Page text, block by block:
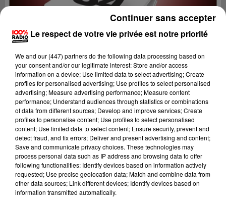
Lecture (1 min 14 sec)
100%
100% Radio l'agenda de l'Hérault
Le respect de votre vie privée est notre priorité
We and our (447) partnersdo the following data processing based on
your consent and/or our legitimate interest: Store and/or access
information on a device; Use limited data to select advertising; Create
profiles for personalised advertising; Use profiles to select personalised
advertising; Measure advertising performance; Measure content
performance; Understand audiences through statistics or combinations
of data from different sources; Develop and improve services; Create
profiles to personalise content; Use profiles to select personalised
content; Use limited data to select content; Ensure security, prevent and
detect fraud, and fix errors; Deliver and present advertising and content;
Save and communicate privacy choices. These technologies may
process personal data such as IP address and browsing data to offer
following functionalities: Identify devices based on information actively
requested; Use precise geolocation data; Match and combine data from
other data sources; Link different devices; Identify devices based on
information transmitted automatically.
Continuer sans accepter